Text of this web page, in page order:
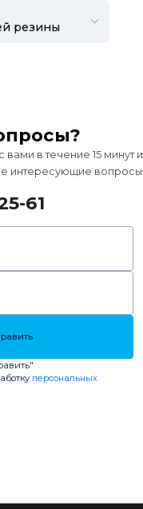
в течение 15 минут и
интересующие вопросы
61
персональных